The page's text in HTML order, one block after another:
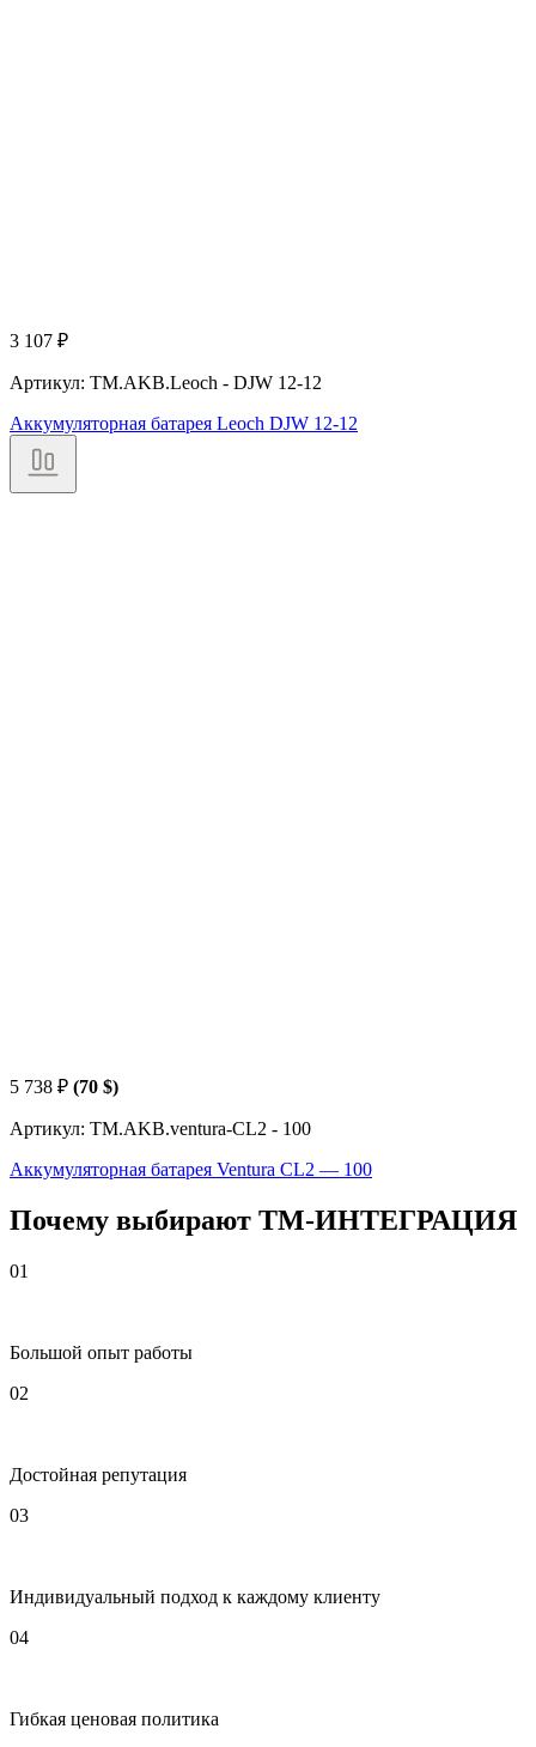
3 107 ₽
Артикул: TM.AKB.Leoch - DJW 12-12
Аккумуляторная батарея Leoch DJW 12-12
5 738 ₽ (70 $)
Артикул: TM.AKB.ventura-CL2 - 100
Аккумуляторная батарея Ventura CL2 — 100
Почему выбирают ТМ-ИНТЕГРАЦИЯ
01
Большой опыт работы
02
Достойная репутация
03
Индивидуальный подход к каждому клиенту
04
Гибкая ценовая политика